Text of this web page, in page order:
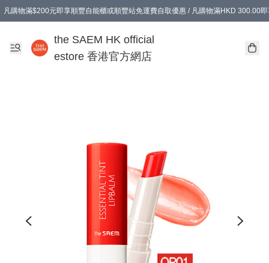
凡購物滿$200元即享順豐自能櫃或順豐站免運費自取優惠 / 凡購物滿HKD 300.00
the SAEM HK official
estore 香港官方網店